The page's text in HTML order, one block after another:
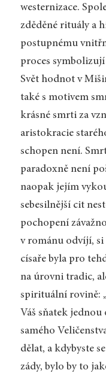
westernizace.
zděděné rituály a
postupnému
proces
Svět hodnot v
také s motivem
krásné smrti za
aristokracie
schopen není.
paradoxně není
naopak jejím
sebesilnější cit
pochopení
v románu odvíjí,
císaře byla pro
na úrovni tradic,
spirituální rovině:
Váš sňatek
samého
dělat, a kdybyste
zády, bylo by to